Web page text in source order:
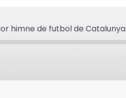
himne de futbol de Catalunya